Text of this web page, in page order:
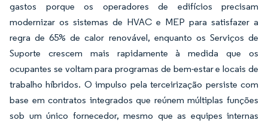
gastos porque os operadores de edifícios precisam
modernizar os sistemas de HVAC e MEP para satisfazer a
regra de 65% de calor renovável, enquanto os Serviços de
Suporte crescem mais rapidamente à medida que os
ocupantes se voltam para programas de bem-estar e locais de
trabalho híbridos. O impulso pela terceirização persiste com
base em contratos integrados que reúnem múltiplas funções
sob um único fornecedor, mesmo que as equipes internas